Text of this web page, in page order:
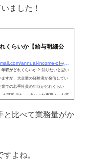
ました！
くらいか【給与明細公
収がどれくらいか？ 知りたいと思い
すが、大企業の経験者が発信してい
での若手社員の年収がどれくらい
本記事では、こういった要望 ↑ にお答
ているので、お見せできます！この
して福利厚...
と比べて業務量がか
よね。